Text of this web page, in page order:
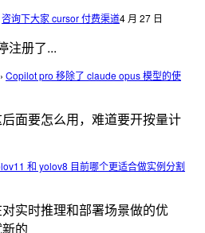
咨询下大家 cursor 付费渠道4 月 27 日
注册了...
› Copilot pro 移除了 claude opus 模型的使
面要怎么用，难道要开按量计
和 yolov8 目前哪个更适合做实例分割
实时推理和部署场景做的优
的